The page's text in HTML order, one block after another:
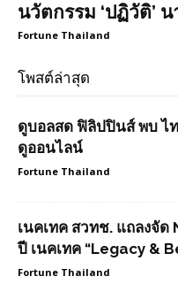
นวัตกรรม ‘ปฏิวัติ’
Fortune Thailand
โพสต์ล่าสุด
ดูบอลสด ฟิลิปปินส์ พบ ไ
ดูออนไลน์
Fortune Thailand
เนคเทค สวทช. แถลงจัด
ปี เนคเทค “Legacy &
Fortune Thailand